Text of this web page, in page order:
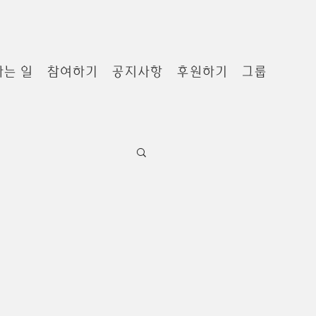
는 일 참여하기 공지사항 후원하기 그룹